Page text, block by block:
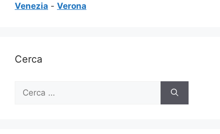
Venezia - Verona
Cerca
per: